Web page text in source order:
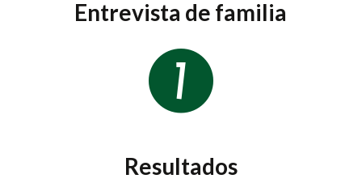
Entrevista de familia
Resultados